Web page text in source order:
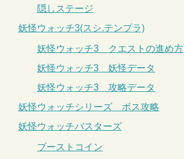
隠しステージ
妖怪ウォッチ3(スシ.テンプラ)
妖怪ウォッチ3 クエストの進め方
妖怪ウォッチ3 妖怪データ
妖怪ウォッチ3 攻略データ
妖怪ウォッチシリーズ ボス攻略
妖怪ウォッチバスターズ
ブーストコイン